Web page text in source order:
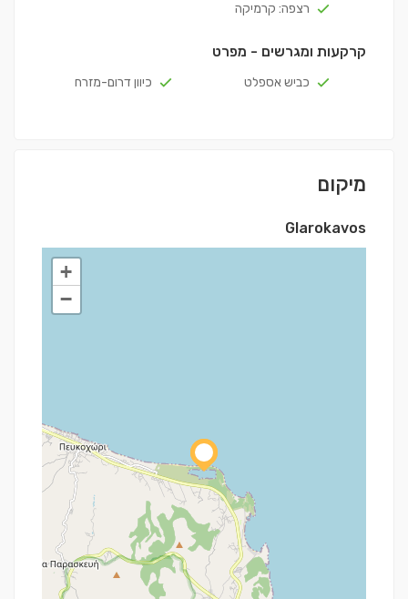
רצפה: קרמיקה
קרקעות ומגרשים - מפרט
כביש אספלט כיוון דרום-מזרח
מיקום
Glarokavos
+
−